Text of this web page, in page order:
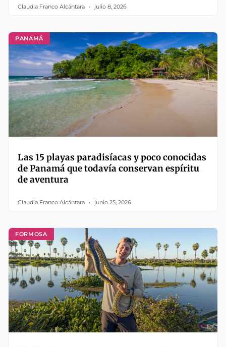
Claudia Franco Alcántara julio 8, 2026
PANAMÁ
Las 15 playas paradisíacas y poco conocidas
de Panamá que todavía conservan espíritu
de aventura
Claudia Franco Alcántara junio 25, 2026
FORMOSA